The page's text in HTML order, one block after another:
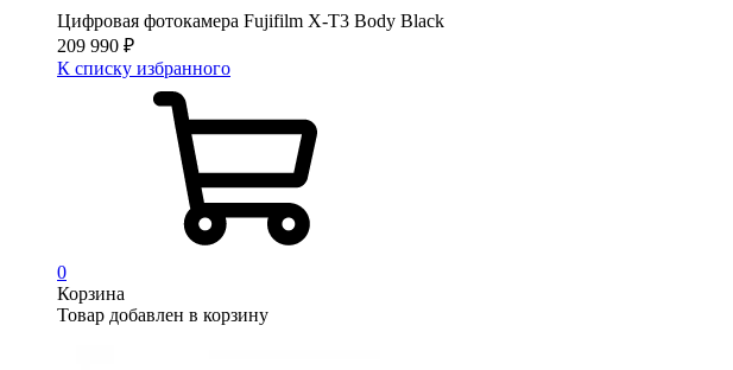
Цифровая фотокамера Fujifilm X-T3 Body Black
209 990 ₽
К списку избранного
0
Корзина
Товар добавлен в корзину